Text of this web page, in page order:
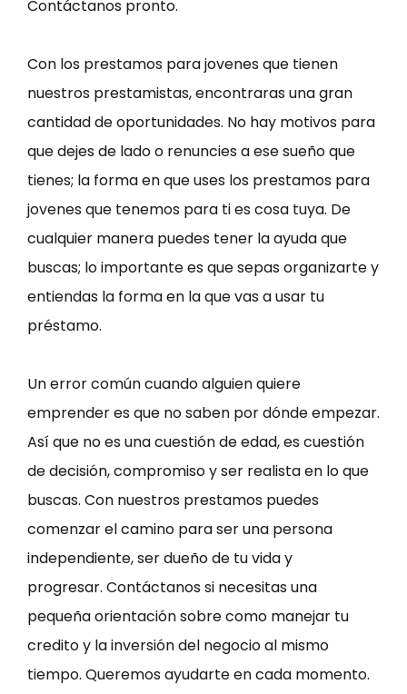
Contáctanos pronto.
Con los prestamos para jovenes que tienen
nuestros prestamistas, encontraras una gran
cantidad de oportunidades. No hay motivos para
que dejes de lado o renuncies a ese sueño que
tienes; la forma en que uses los prestamos para
jovenes que tenemos para ti es cosa tuya. De
cualquier manera puedes tener la ayuda que
buscas; lo importante es que sepas organizarte y
entiendas la forma en la que vas a usar tu
préstamo.
Un error común cuando alguien quiere
emprender es que no saben por dónde empezar.
Así que no es una cuestión de edad, es cuestión
de decisión, compromiso y ser realista en lo que
buscas. Con nuestros prestamos puedes
comenzar el camino para ser una persona
independiente, ser dueño de tu vida y
progresar. Contáctanos si necesitas una
pequeña orientación sobre como manejar tu
credito y la inversión del negocio al mismo
tiempo. Queremos ayudarte en cada momento.